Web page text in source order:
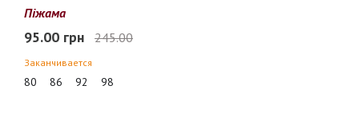
61%
Піжама
95.00 грн 245.00
Заканчивается
80 86 92 98